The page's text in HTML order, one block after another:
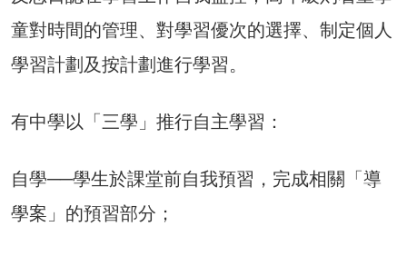
童對時間的管理、對學習優次的選擇、制定個人
學習計劃及按計劃進行學習。
有中學以「三學」推行自主學習：
自學──學生於課堂前自我預習，完成相關「導
學案」的預習部分；